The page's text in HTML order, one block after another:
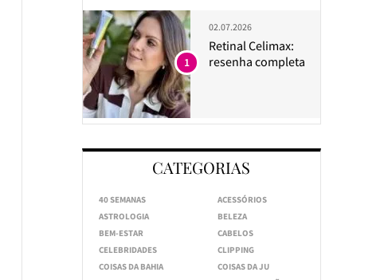
02.07.2026
Retinal Celimax:
resenha completa
1
CATEGORIAS
40 SEMANAS
ACESSÓRIOS
ASTROLOGIA
BELEZA
BEM-ESTAR
CABELOS
CELEBRIDADES
CLIPPING
COISAS DA BAHIA
COISAS DA JU